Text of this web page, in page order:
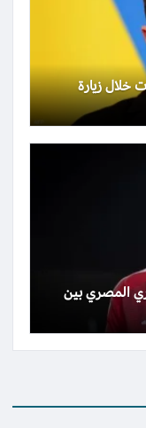
خلال زيارة
المصري بين